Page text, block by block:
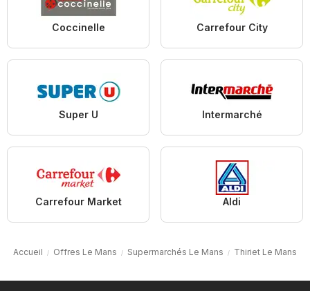
Coccinelle Carrefour City
Super U Intermarché
Carrefour Market Aldi
Accueil Offres Le Mans Supermarchés Le Mans Thiriet Le Mans